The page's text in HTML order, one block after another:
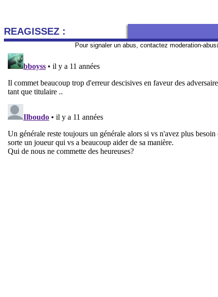
REAGISSEZ :
Pour signaler un abus, contactez moderation-